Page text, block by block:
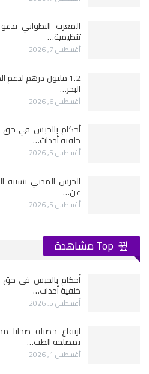
المغرب التطواني
تنظيمية…
أغسطس 7, 2026
البحر…
أغسطس 6, 2026
أحكام بالحبس في حق
خلفية أحداث…
أغسطس 5, 2026
الحرس المدني بسبتة
عن…
أغسطس 5, 2026
أحكام بالحبس في حق
خلفية أحداث…
أغسطس 5, 2026
بمصلحة الطب…
أغسطس 1, 2026